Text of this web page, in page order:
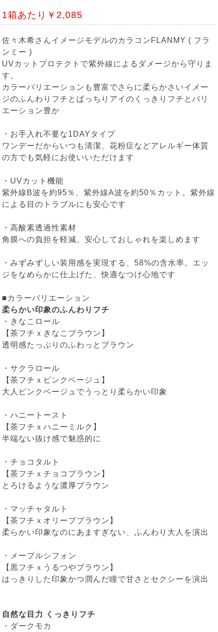
1箱あたり￥2,085
佐々木希さんイメージモデルのカラコンFLANMY ( フラ
ンミー )
UVカットプロテクトで紫外線によるダメージから守りま
す。
カラーバリエーションも豊富でさらに柔らかさいイメー
ジのふんわりフチとぱっちりアイのくっきりフチとバリ
エーション豊か
・お手入れ不要な1DAYタイプ
ワンデーだからいつも清潔、花粉症などアレルギー体質
の方でも気軽にお使いいただけます
・UVカット機能
紫外線B波を約95％、紫外線A波を約50％カット。紫外線
による目のトラブルにも安心です
・高酸素透過性素材
角膜への負担を軽減、安心しておしゃれを楽しめます
・みずみずしい装用感を実現する、58%の含水率。エッ
ジをなめらかに仕上げた、快適なつけ心地です
■カラーバリエーション
柔らかい印象のふんわりフチ
・ きなこロール
【茶フチｘきなこブラウン】
透明感たっぷりのふわっとブラウン
・サクラロール
【茶フチｘピンクベージュ】
大人ピンクベージュでうっとり柔らかい印象
・ハニートースト
【茶フチｘハニーミルク】
半端ない抜け感で魅惑的に
・チョコタルト
【茶フチｘチョコブラウン】
とろけるような濃厚ブラウン
・ マッチャタルト
【茶フチｘオリーブブラウン】
柔らかい印象なのにあますぎない、ふんわり大人を演出
・
メープルシフォン
【黒フチｘうるつやブラウン】
はっきりした印象かつ潤んだ瞳で甘さとセクシーを演出
自然な目力 くっきりフチ
・ ダークモカ